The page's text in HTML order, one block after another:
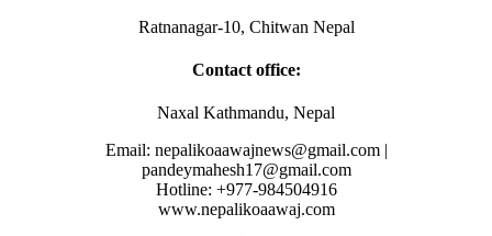
Ratnanagar-10, Chitwan Nepal
Contact office:
Naxal Kathmandu, Nepal
Email: nepalikoaawajnews@gmail.com|
pandeymahesh17@gmail.com
Hotline: +977-984504916
www.nepalikoaawaj.com